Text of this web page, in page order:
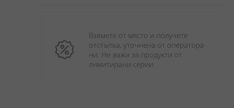
Вземете от място и получете
отстъпка, уточнена от оператора
ни. Не важи за продукти от
лимитирани серии.